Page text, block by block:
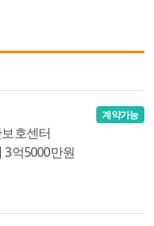
호센터
3억5000만원
계약가능